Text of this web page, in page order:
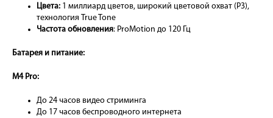
Цвета: 1 миллиард цветов, широкий цветовой охват (P3),
технология True Tone
Частота обновления: ProMotion до 120 Гц
Батарея и питание:
M4 Pro:
До 24 часов видео стриминга
До 17 часов беспроводного интернета